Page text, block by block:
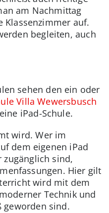
am Nachmittag
Klassenzimmer auf.
begleiten, auch
sehen den ein oder
Villa Wewersbusch
iPad-Schule.
wird. Wer im
dem eigenen iPad
zugänglich sind,
Hier gilt
wird mit dem
Technik und
geworden sind.